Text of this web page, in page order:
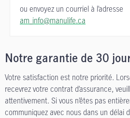
ou envoyez un courriel à l’adresse
am_info@manulife.ca
Notre garantie de 30
Votre satisfaction est notre priorité.
recevrez votre contrat d’assurance,
attentivement. Si vous n’êtes pas
communiquez avec nous dans un délai